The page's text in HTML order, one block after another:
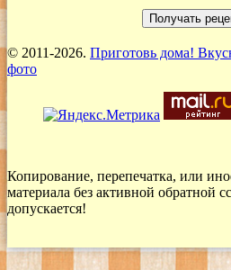
© 2011-2026. Приготовь дома!
фото
Копирование, перепечатка, или
материала без активной обратной
допускается!